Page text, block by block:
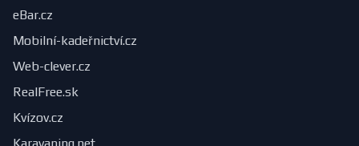
eBar.cz
Mobilní-kadeřnictví.cz
Web-clever.cz
RealFree.sk
Kvízov.cz